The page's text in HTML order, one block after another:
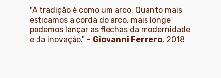
"A tradição é como um arco. Quanto mais
esticamos a corda do arco, mais longe
podemos lançar as flechas da modernidade
e da inovação." - Giovanni Ferrero, 2018